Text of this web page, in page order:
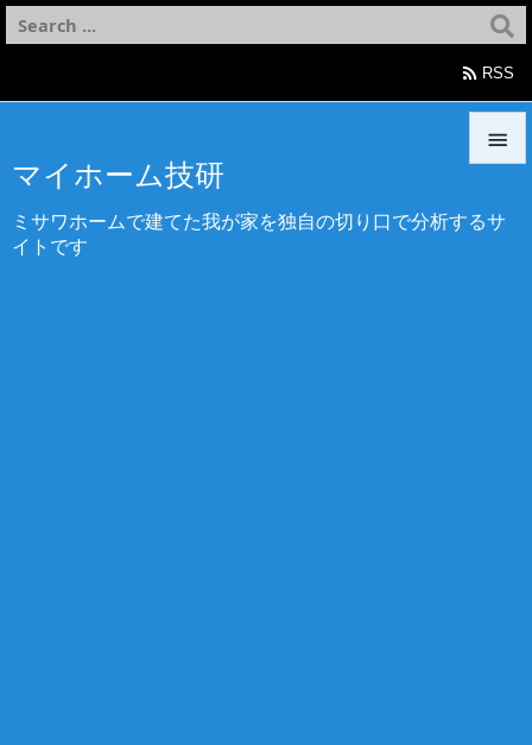
マイホーム技研
ミサワホームで建てた我が家を独自の切り口で分析するサ
イトです

メニュ
 RSS